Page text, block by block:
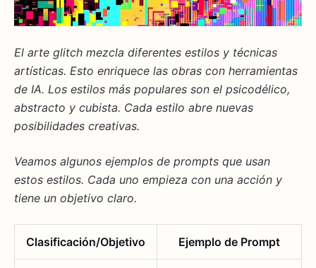
El arte glitch mezcla diferentes estilos y técnicas
artísticas. Esto enriquece las obras con herramientas
de IA. Los estilos más populares son el psicodélico,
abstracto y cubista. Cada estilo abre nuevas
posibilidades creativas.
Veamos algunos ejemplos de prompts que usan
estos estilos. Cada uno empieza con una acción y
tiene un objetivo claro.
Clasificación/Objetivo Ejemplo de Prompt